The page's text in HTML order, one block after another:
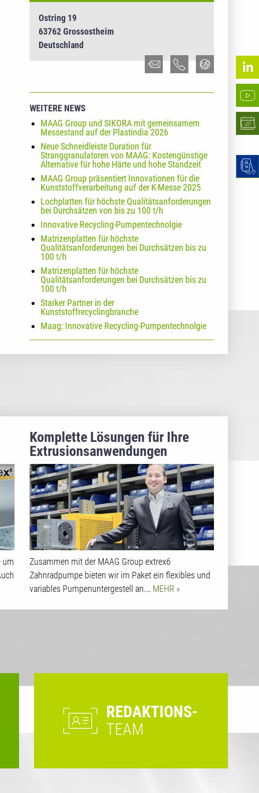
Ostring 19
63762 Grossostheim
Deutschland
WEITERE NEWS
MAAG Group und SIKORA mit gemeinsamem
Messestand auf der Plastindia 2026
Neue Schneidleiste Duration für
Stranggranulatoren von MAAG: Kostengünstige
Alternative für hohe Härte und hohe Standzeit
MAAG Group präsentiert Innovationen für die
Kunststoffverarbeitung auf der K-Messe 2025
Lochplatten für höchste Qualitätsanforderungen
bei Durchsätzen von bis zu 100 t/h
Innovative Recycling-Pumpentechnolgie
Matrizenplatten für höchste
Qualitätsanforderungen bei Durchsätzen bis zu
100 t/h
Matrizenplatten für höchste
Qualitätsanforderungen bei Durchsätzen bis zu
100 t/h
Starker Partner in der
Kunststoffrecyclingbranche
Maag: Innovative Recycling-Pumpentechnolgie
um
Komplette Lösungen für Ihre
Extrusionsanwendungen
Zusammen mit der MAAG Group extrex6
Zahnradpumpe bieten wir im Paket ein flexibles und
variables Pumpenuntergestell an.… MEHR
REDAKTIONS-
TEAM